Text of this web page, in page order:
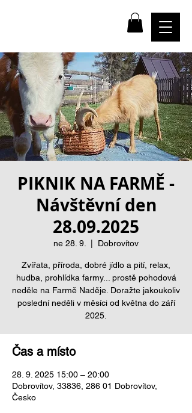
PIKNIK NA FARMĚ -
Návštěvní den
28.09.2025
ne 28. 9. Dobrovítov
Zvířata, příroda, dobré jídlo a pití, relax,
hudba, prohlídka farmy... prostě pohodová
neděle na Farmě Naděje. Doražte jakoukoliv
poslední neděli v měsíci od května do září
2025.
Čas a místo
28. 9. 2025 15:00 – 20:00
Dobrovítov, 33836, 286 01 Dobrovítov,
Česko